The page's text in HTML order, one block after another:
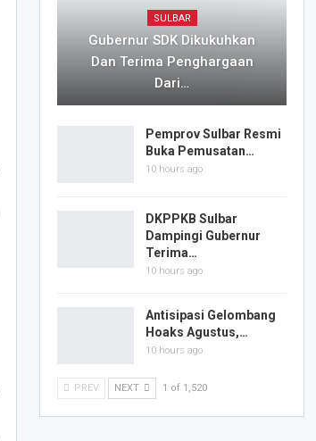
SULBAR
Gubernur SDK Dikukuhkan
Dan Terima Penghargaan
Dari…
Pemprov Sulbar Resmi
Buka Pemusatan…
10 hours ago
DKPPKB Sulbar
Dampingi Gubernur
Terima…
10 hours ago
Antisipasi Gelombang
Hoaks Agustus,…
10 hours ago
PREV NEXT 1 of 1,520